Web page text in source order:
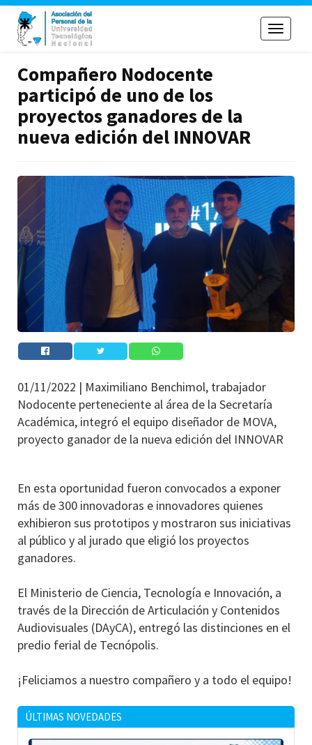
Toggle
Compañero Nodocente
participó de uno de los
proyectos ganadores de la
nueva edición del INNOVAR
01/11/2022 | Maximiliano Benchimol, trabajador
Nodocente perteneciente al área de la Secretaría
Académica, integró el equipo diseñador de MOVA,
proyecto ganador de la nueva edición del INNOVAR
En esta oportunidad fueron convocados a exponer
más de 300 innovadoras e innovadores quienes
exhibieron sus prototipos y mostraron sus iniciativas
al público y al jurado que eligió los proyectos
ganadores.
El Ministerio de Ciencia, Tecnología e Innovación, a
través de la Dirección de Articulación y Contenidos
Audiovisuales (DAyCA), entregó las distinciones en el
predio ferial de Tecnópolis.
¡Feliciamos a nuestro compañero y a todo el equipo!
ÚLTIMAS NOVEDADES